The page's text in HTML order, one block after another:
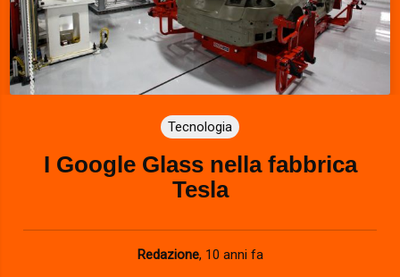
Tecnologia
I Google Glass nella fabbrica
Tesla
Redazione, 10 anni fa